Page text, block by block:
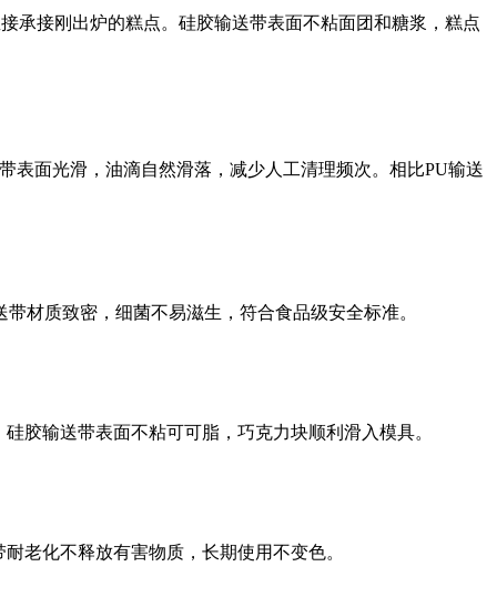
接刚出炉的糕点。硅胶输送带表面不粘面团和糖浆，糕点
面光滑，油滴自然滑落，减少人工清理频次。相比PU输送
材质致密，细菌不易滋生，符合食品级安全标准。
胶输送带表面不粘可可脂，巧克力块顺利滑入模具。
老化不释放有害物质，长期使用不变色。